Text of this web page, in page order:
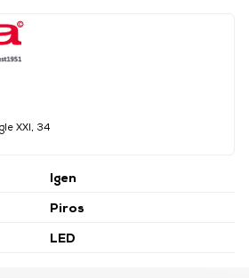
XXI, 34
Igen
Piros
LED